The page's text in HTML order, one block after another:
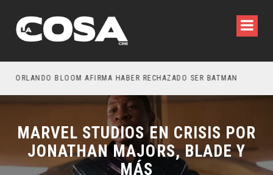
ORLANDO BLOOM AFIRMA HABER RECHAZADO SER BATMAN
MARVEL STUDIOS EN CRISIS POR
JONATHAN MAJORS, BLADE Y
MÁS